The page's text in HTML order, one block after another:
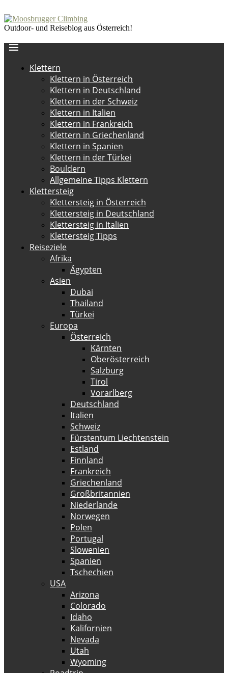
Outdoor- und Reiseblog aus Österreich!
Klettern
Klettern in Österreich
Klettern in Deutschland
Klettern in der Schweiz
Klettern in Italien
Klettern in Frankreich
Klettern in Griechenland
Klettern in Spanien
Klettern in der Türkei
Bouldern
Allgemeine Tipps Klettern
Klettersteig
Klettersteig in Österreich
Klettersteig in Deutschland
Klettersteig in Italien
Klettersteig Tipps
Reiseziele
Afrika
Ägypten
Asien
Dubai
Thailand
Türkei
Europa
Österreich
Kärnten
Oberösterreich
Salzburg
Tirol
Vorarlberg
Deutschland
Italien
Schweiz
Fürstentum Liechtenstein
Estland
Finnland
Frankreich
Griechenland
Großbritannien
Niederlande
Norwegen
Polen
Portugal
Slowenien
Spanien
Tschechien
USA
Arizona
Colorado
Idaho
Kalifornien
Nevada
Utah
Wyoming